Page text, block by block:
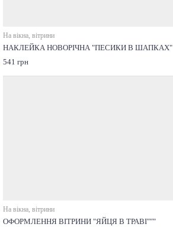
На вікна, вітрини
НАКЛЕЙКА НОВОРІЧНА "ПЕСИКИ В ШАПКАХ"
541 грн
На вікна, вітрини
ОФОРМЛЕННЯ ВІТРИНИ "ЯЙЦЯ В ТРАВІ"""